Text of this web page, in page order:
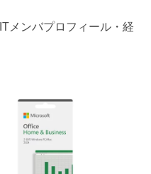
メンバプロフィール・経